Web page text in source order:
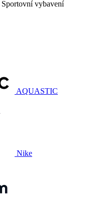
Sportovní vybavení
AQUASTIC
Nike